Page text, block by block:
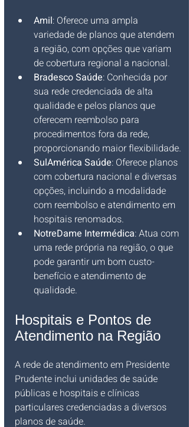
Amil: Oferece uma ampla
variedade de planos que atendem
a região, com opções que variam
de cobertura regional a nacional.
Bradesco Saúde: Conhecida por
sua rede credenciada de alta
qualidade e pelos planos que
oferecem reembolso para
procedimentos fora da rede,
proporcionando maior flexibilidade.
SulAmérica Saúde: Oferece planos
com cobertura nacional e diversas
opções, incluindo a modalidade
com reembolso e atendimento em
hospitais renomados.
NotreDame Intermédica: Atua com
uma rede própria na região, o que
pode garantir um bom custo-
benefício e atendimento de
qualidade.
Hospitais e Pontos de
Atendimento na Região
A rede de atendimento em Presidente
Prudente inclui unidades de saúde
públicas e hospitais e clínicas
particulares credenciadas a diversos
planos de saúde.